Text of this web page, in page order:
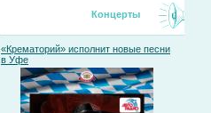
Концерты
«Крематорий» исполнит новые песни
в Уфе